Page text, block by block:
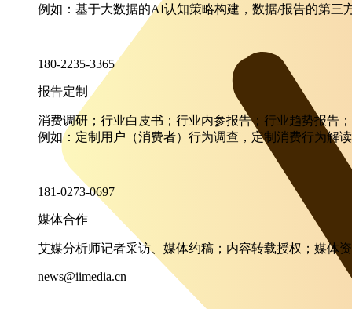
例如：基于大数据的AI认知策略构建，数据/报告的第三
180-2235-3365
报告定制
消费调研；行业白皮书；行业内参报告；行业趋势报告
例如：定制用户（消费者）行为调查，定制消费行为解
181-0273-0697
媒体合作
艾媒分析师记者采访、媒体约稿；内容转载授权；媒体
news@iimedia.cn